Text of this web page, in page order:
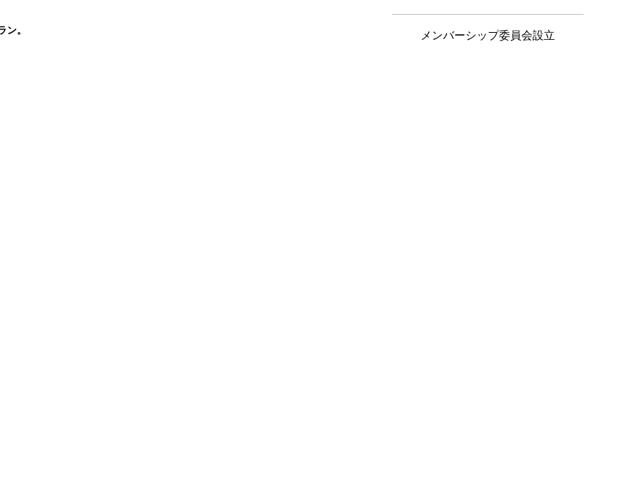
。
メンバーシップ委員会設立